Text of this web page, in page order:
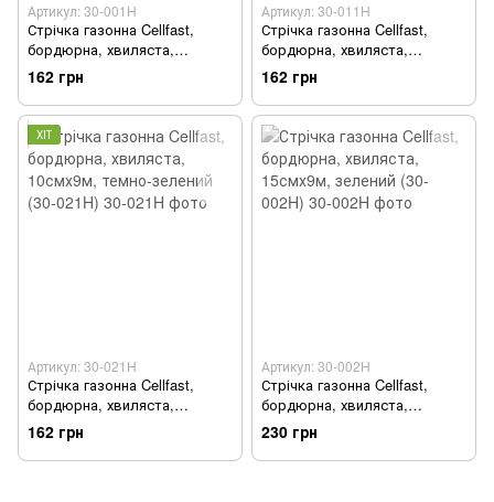
Артикул: 30-001H
Стрічка газонна Cellfast,
бордюрна, хвиляста,
10смх9м, зелений (30-001H)
162 грн
Артикул: 30-011H
Стрічка газонна Cellfast,
бордюрна, хвиляста,
10смх9м, коричневий (30-
011H)
162 грн
ХІТ
Артикул: 30-021H
Стрічка газонна Cellfast,
бордюрна, хвиляста,
10смх9м, темно-зелений (30-
021H)
162 грн
Артикул: 30-002H
Стрічка газонна Cellfast,
бордюрна, хвиляста,
15смх9м, зелений (30-002H)
230 грн